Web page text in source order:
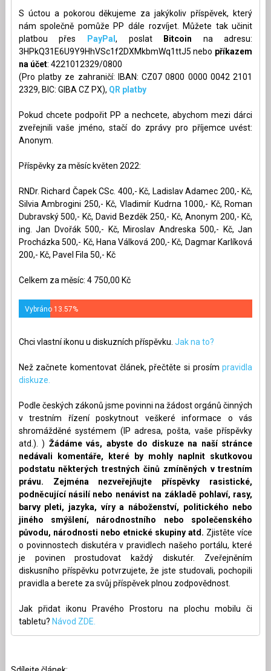
S úctou a pokorou děkujeme za jakýkoliv příspěvek, který
nám společně pomůže PP dále rozvíjet. Můžete tak učinit
platbou přes
PayPal , poslat Bitcoin na adresu:
3HPkQ31E6U9Y9HhVSc1f2DXMkbmWq1ttJ5 nebo příkazem
na účet: 4221012329/0800
(Pro platby ze zahraničí: IBAN: CZ07 0800 0000 0042 2101
2329, BIC: GIBA CZ PX), QR platby
Pokud chcete podpořit PP a nechcete, abychom mezi dárci
zveřejnili vaše jméno, stačí do zprávy pro příjemce uvést:
Anonym.
Příspěvky za měsíc květen 2022:
RNDr. Richard Čapek CSc. 400,- Kč, Ladislav Adamec 200,- Kč,
Silvia Ambrogini 250,- Kč, Vladimír Kudrna 1000,- Kč, Roman
Dubravský 500,- Kč, David Bezděk 250,- Kč, Anonym 200,- Kč,
ing. Jan Dvořák 500,- Kč, Miroslav Andreska 500,- Kč, Jan
Procházka 500,- Kč, Hana Válková 200,- Kč, Dagmar Karlíková
200,- Kč, Pavel Fila 50,- Kč
Celkem za měsíc: 4 750,00 Kč
Vybráno 13.57%
Chci vlastní ikonu u diskuzních příspěvku. Jak na to?
Než začnete komentovat článek, přečtěte si prosímpravidla
diskuze.
Podle českých zákonů jsme povinni na žádost orgánů činných
v trestním řízení poskytnout veškeré informace o vás
shromážděné systémem (IP adresa, pošta, vaše příspěvky
atd.). ) Žádáme vás, abyste do diskuze na naší stránce
nedávali komentáře, které by mohly naplnit skutkovou
podstatu některých trestných činů zmíněných v trestním
právu. Zejména nezveřejňujte příspěvky rasistické,
podněcující násilí nebo nenávist na základě pohlaví, rasy,
barvy pleti, jazyka, víry a náboženství, politického nebo
jiného smýšlení, národnostního nebo společenského
původu, národnosti nebo etnické skupiny atd. Zjistěte více
o povinnostech diskutéra v pravidlech našeho portálu, které
je povinen prostudovat každý diskutér. Zveřejněním
diskusního příspěvku potvrzujete, že jste studovali, pochopili
pravidla a berete za svůj příspěvek plnou zodpovědnost.
Jak přidat ikonu Pravého Prostoru na plochu mobilu či
tabletu? Návod ZDE.